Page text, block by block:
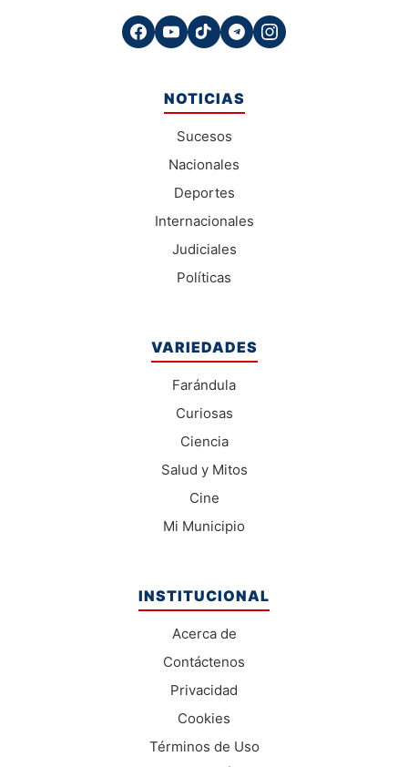
NOTICIAS
Sucesos
Nacionales
Deportes
Internacionales
Judiciales
Políticas
VARIEDADES
Farándula
Curiosas
Ciencia
Salud y Mitos
Cine
Mi Municipio
INSTITUCIONAL
Acerca de
Contáctenos
Privacidad
Cookies
Términos de Uso